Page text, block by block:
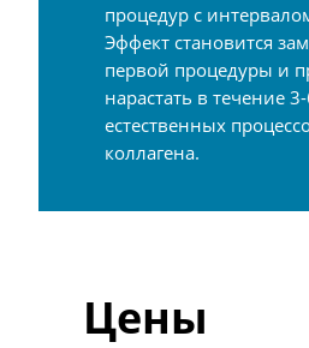
процедур с
Эффект становится
первой процедуры и
нарастать в течение
естественных
коллагена.
Цены